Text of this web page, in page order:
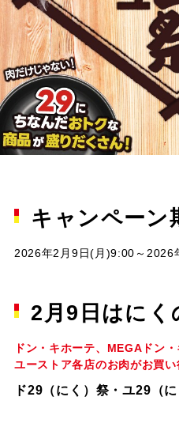
キャンペーン
2026年2月9日(月)9:00～2026
2月9日はにく
ドン・キホーテ、MEGAドン
ユーストア各店のお肉がお買い
ド29（にく）祭・ユ29（